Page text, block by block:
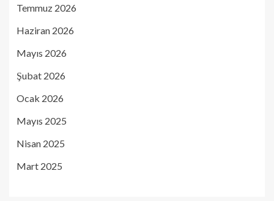
Temmuz 2026
Haziran 2026
Mayıs 2026
Şubat 2026
Ocak 2026
Mayıs 2025
Nisan 2025
Mart 2025